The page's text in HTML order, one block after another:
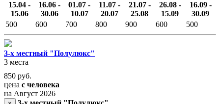
15.04 -
15.06
16.06 -
30.06
01.07 -
10.07
11.07 -
20.07
21.07 -
25.08
26.08 -
15.09
16.09 -
30.09
500
600 700 800 900 600 500
3-х местный "Полулюкс"
3 места
850 руб.
цена с человека
на Август 2026